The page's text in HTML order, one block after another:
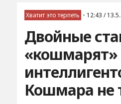
Хватит это терпеть • 12:43 /
Двойные
«кошмарят»
Кошмара не